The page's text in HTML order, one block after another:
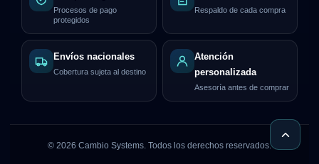
Procesos de pago
protegidos
Respaldo de cada compra
Envíos nacionales
Cobertura sujeta al destino
Atención
personalizada
Asesoría antes de comprar
© 2026 Cambio Systems. Todos los derechos reservados.